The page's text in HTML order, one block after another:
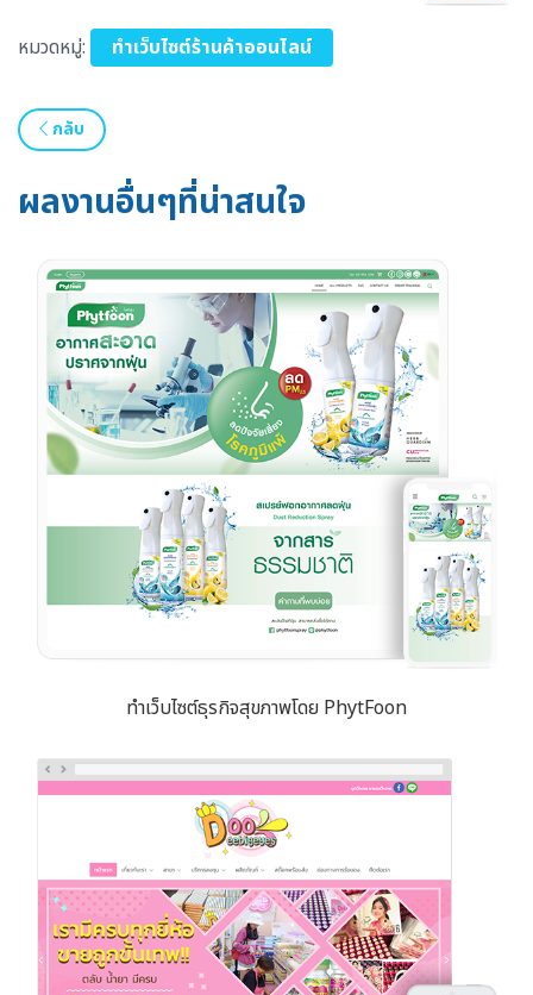
หมวดหมู่: ทำเว็บไซต์ร้านค้าออนไลน์
กลับ
ผลงานอื่นๆที่น่าสนใจ
ทำเว็บไซต์ธุรกิจสุขภาพโดย PhytFoon